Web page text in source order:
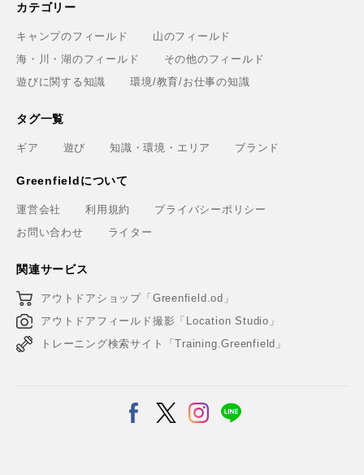
カテゴリー
キャンプのフィールド
山のフィールド
海・川・湖のフィールド
その他のフィールド
遊びに関する知識
環境/教育/お仕事の知識
タグ一覧
ギア 遊び 知識・環境・エリア ブランド
Greenfieldについて
運営会社 利用規約
プライバシーポリシー
お問い合わせ
ライター
関連サービス
アウトドアショップ「Greenfield.od」
アウトドアフィールド撮影「Location Studio」
トレーニング検索サイト「Training.Greenfield」